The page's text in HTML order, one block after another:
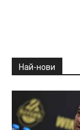
Най-нови